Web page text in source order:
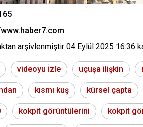
arşivlenmiştir 04 Eylül 2025 16:36
videoyu i̇zle uçuşa ilişkin
kısmı kuş kürsel çapta
kokpit görüntülerini kokpit